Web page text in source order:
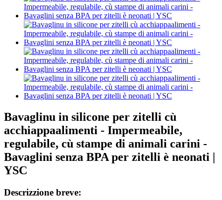
Bavaglinu in silicone per zitelli cù
acchiappaalimenti - Impermeabile,
regulabile, cù stampe di animali carini -
Bavaglini senza BPA per zitelli è neonati |
YSC
Descrizzione breve: